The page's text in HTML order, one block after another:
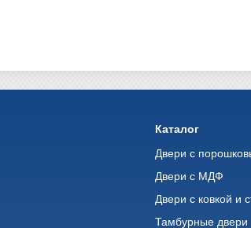
Каталог
Двери с
Двери с МДФ
Двери с ковкой и
Тамбурные двери